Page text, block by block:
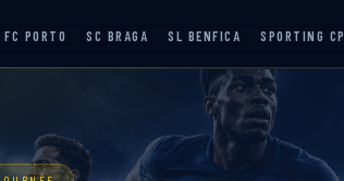
FC PORTO SC BRAGA SL BENFICA SPORTING CP